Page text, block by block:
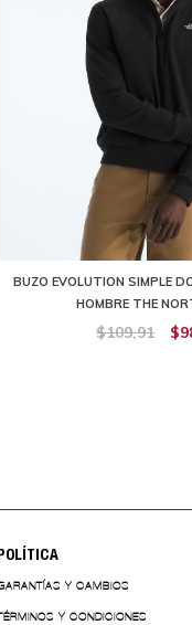
BUZO EVOLUTION SIMPLE
HOMBRE THE
$109,91
Y CAMBIOS
Y CONDICIONES